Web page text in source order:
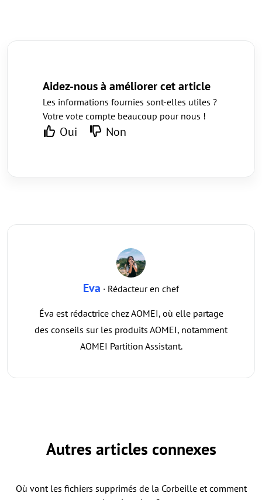
Aidez-nous à améliorer cet article
Les informations fournies sont-elles utiles ?
Votre vote compte beaucoup pour nous !
Oui Non
Eva · Rédacteur en chef
Éva est rédactrice chez AOMEI, où elle partage
des conseils sur les produits AOMEI, notamment
AOMEI Partition Assistant.
Autres articles connexes
Où vont les fichiers supprimés de la Corbeille et comment